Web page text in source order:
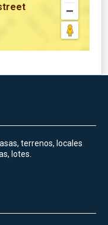
terrenos, locales
lotes.